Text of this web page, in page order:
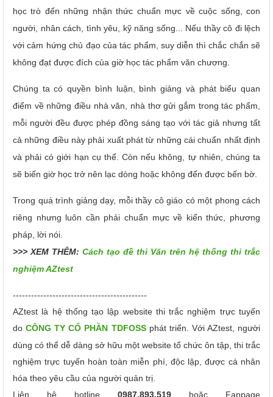
học trò đến những nhận thức chuẩn mực về cuộc sống, con
người, nhân cách, tình yêu, kỹ năng sống... Nếu thầy cô đi lệch
với cảm hứng chủ đạo của tác phẩm, suy diễn thì chắc chắn sẽ
không đạt được đích của giờ học tác phẩm văn chương.
Chúng ta có quyền bình luận, bình giảng và phát biểu quan
điểm về những điều nhà văn, nhà thơ gửi gắm trong tác phẩm,
mỗi người đều được phép đồng sáng tạo với tác giả nhưng tất
cả những điều này phải xuất phát từ những cái chuẩn nhất định
và phải có giới hạn cụ thể. Còn nếu không, tự nhiên, chúng ta
sẽ biến giờ học trở nên lạc dòng hoặc không đến được bến bờ.
Trong quá trình giảng dạy, mỗi thầy cô giáo có một phong cách
riêng nhưng luôn cần phải chuẩn mực về kiến thức, phương
pháp, lời nói.
>>> XEM THÊM: Cách tạo đề thi Văn trên hệ thống thi trắc
nghiệm AZtest
--------------------------------------------
AZtest là hệ thống tạo lập website thi trắc nghiệm trực tuyến
do CÔNG TY CỔ PHẦN TDFOSS phát triển.
Với AZtest, người
dùng có thể dễ dàng sở hữu một website tổ chức ôn tập, thi trắc
nghiệm trực tuyến hoàn toàn miễn phí, độc lập, được cá nhân
hóa theo yêu cầu của người quản trị.
Liên hệ hotline 0987.893.519 hoặc Fanpage